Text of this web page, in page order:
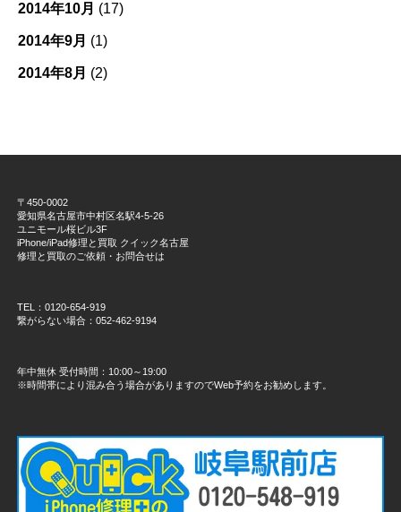
2014年10月 (17)
2014年9月 (1)
2014年8月 (2)
〒450-0002
愛知県名古屋市中村区名駅4-5-26
ユニモール桜ビル3F
iPhone/iPad修理と買取 クイック名古屋
修理と買取のご依頼・お問合せは
TEL：0120-654-919
繋がらない場合：052-462-9194
年中無休 受付時間：10:00～19:00
※時間帯により混み合う場合がありますのでWeb予約をお勧めします。